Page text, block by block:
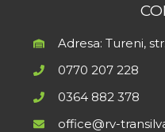
Adresa: Tureni,
0770 207 228
0364 882 378
office@rv-